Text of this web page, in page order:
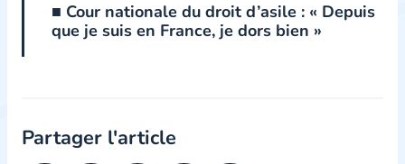
■ Cour nationale du droit d’asile : « Depuis
que je suis en France, je dors bien »
Partager l'article